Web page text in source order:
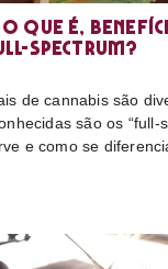
que é,
spectrum?
de cannabis são
são os “full-
e como se